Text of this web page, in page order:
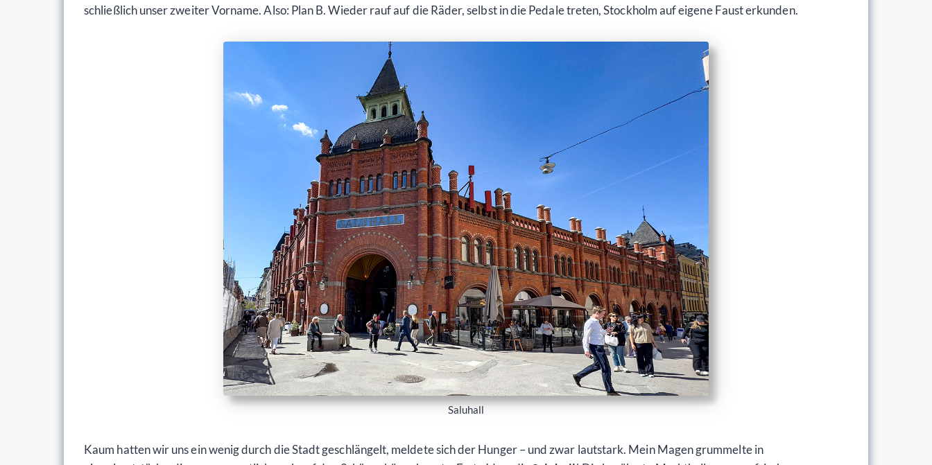
schließlich unser zweiter Vorname. Also: Plan B. Wieder rauf auf die Räder, selbst in die Pedale treten, Stockholm auf eigene Faust erkunden.
Saluhall
Kaum hatten wir uns ein wenig durch die Stadt geschlängelt, meldete sich der Hunger – und zwar lautstark. Mein Magen grummelte in